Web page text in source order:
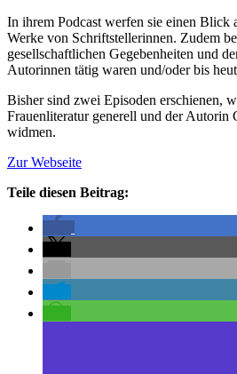
In ihrem Podcast werfen sie einen Blick
Werke von Schriftstellerinnen. Zudem
gesellschaftlichen Gegebenheiten und
Autorinnen tätig waren und/oder bis
Bisher sind zwei Episoden erschienen,
Frauenliteratur generell und der Autorin
widmen.
Zur Webseite
Teile diesen Beitrag: